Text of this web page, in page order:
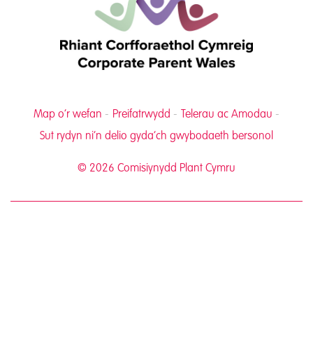
Map o’r wefan Preifatrwydd
Telerau ac Amodau
Sut rydyn ni’n delio gyda’ch gwybodaeth bersonol
© 2026 Comisiynydd Plant Cymru